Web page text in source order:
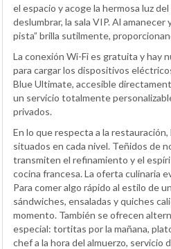
el espacio y acoge la hermosa luz
deslumbrar, la sala VIP. Al amanecer
pista” brilla sutilmente,
La conexión Wi-Fi es gratuita y hay
para cargar los dispositivos
Blue Ultimate, accesible
un servicio totalmente
privados.
En lo que respecta a la
situados en cada nivel. Teñidos de
transmiten el refinamiento y el
cocina francesa. La oferta culinaria
Para comer algo rápido al estilo de
sándwiches, ensaladas y quiches
momento. También se ofrecen
especial: tortitas por la mañana,
chef a la hora del almuerzo, servicio